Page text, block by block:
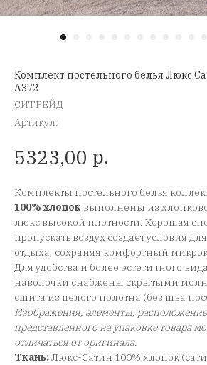
Комплект постельного белья Люкс
A372
СИТРЕЙД
Артикул:
5323,00 р.
Комплекты постельного белья
100% хлопок выполнены из
люкс высокой плотности. Хорошая
пропускать воздух создает условия
отдыха, сохраняя комфортный
Для удобства и более эстетичного
наволочки снабжены скрытыми
сшита из целого полотна (без шва
Изображения, элементы,
представленного на упаковке товара
отличаться от оригинала.
Ткань:Люкс-Сатин 100% хлопок